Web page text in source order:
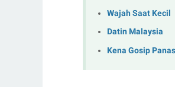
Wajah Saat Kecil
Datin Malaysia
Kena Gosip Panas